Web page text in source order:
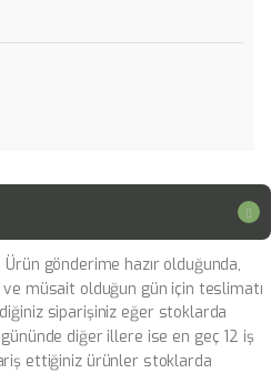
gönderime hazır olduğunda,
müsait olduğun gün için teslimatı
siparişiniz eğer stoklarda
diğer illere ise en geç 12 iş
ettiğiniz ürünler stoklarda